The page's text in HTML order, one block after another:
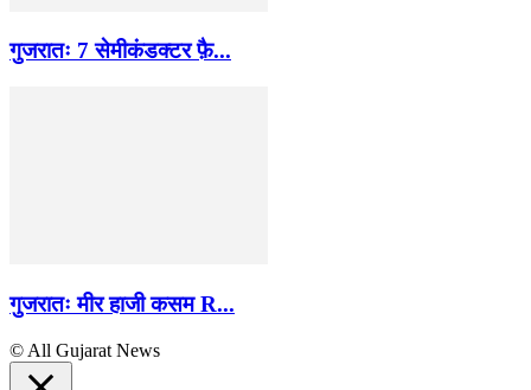
गुजरातः 7 सेमीकंडक्टर फ़ै...
गुजरातः मीर हाजी कसम R...
© All Gujarat News